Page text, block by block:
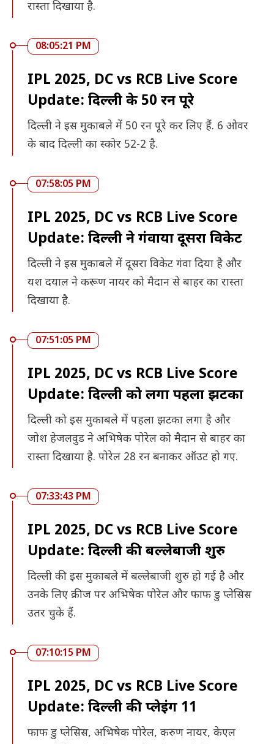
रास्ता दिखाया है.
08:05:21 PM
IPL 2025, DC vs RCB Live Score
Update: दिल्ली के 50 रन पूरे
दिल्ली ने इस मुकाबले में 50 रन पूरे कर लिए हैं. 6 ओवर
के बाद दिल्ली का स्कोर 52-2 है.
07:58:05 PM
IPL 2025, DC vs RCB Live Score
Update: दिल्ली ने गंवाया दूसरा विकेट
दिल्ली ने इस मुकाबले में दूसरा विकेट गंवा दिया है और
यश दयाल ने करूण नायर को मैदान से बाहर का रास्ता
दिखाया है.
07:51:05 PM
IPL 2025, DC vs RCB Live Score
Update: दिल्ली को लगा पहला झटका
दिल्ली को इस मुकाबले में पहला झटका लगा है और
जोश हेजलवुड ने अभिषेक पोरेल को मैदान से बाहर का
रास्ता दिखाया है. पोरेल 28 रन बनाकर ऑउट हो गए.
07:33:43 PM
IPL 2025, DC vs RCB Live Score
Update: दिल्ली की बल्लेबाजी शुरु
दिल्ली की इस मुकाबले में बल्लेबाजी शुरु हो गई है और
उनके लिए क्रीज पर अभिषेक पोरेल और फाफ डु प्लेसिस
उतर चुके हैं.
07:10:15 PM
IPL 2025, DC vs RCB Live Score
Update: दिल्ली की प्लेइंग 11
फाफ डु प्लेसिस, अभिषेक पोरेल, करुण नायर, केएल